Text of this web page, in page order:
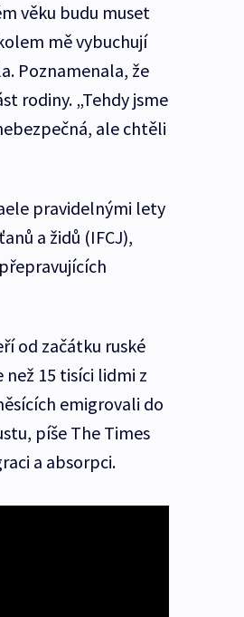
věku budu muset
mě vybuchují
Poznamenala, že
rodiny. „Tehdy jsme
ale chtěli
pravidelnými lety
a židů (IFCJ),
od začátku ruské
než 15 tisíci lidmi z
emigrovali do
píše The Times
a absorpci.